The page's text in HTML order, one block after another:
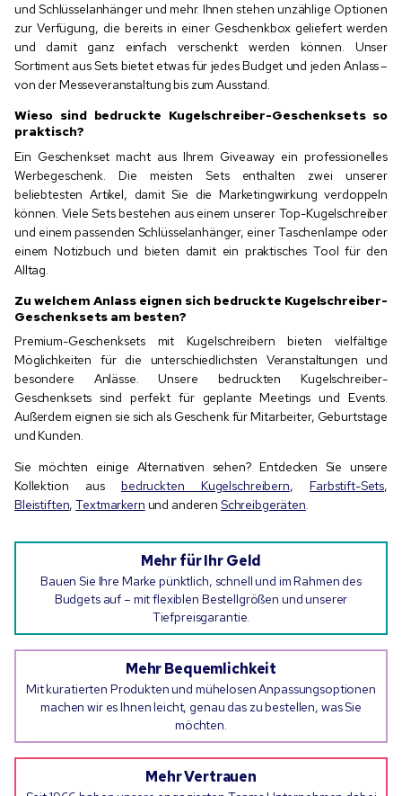
und Schlüsselanhänger und mehr. Ihnen stehen unzählige Optionen
zur Verfügung, die bereits in einer Geschenkbox geliefert werden
und damit ganz einfach verschenkt werden können. Unser
Sortiment aus Sets bietet etwas für jedes Budget und jeden Anlass –
von der Messeveranstaltung bis zum Ausstand.
Wieso sind bedruckte Kugelschreiber-Geschenksets so
praktisch?
Ein Geschenkset macht aus Ihrem Giveaway ein professionelles
Werbegeschenk. Die meisten Sets enthalten zwei unserer
beliebtesten Artikel, damit Sie die Marketingwirkung verdoppeln
können. Viele Sets bestehen aus einem unserer Top-Kugelschreiber
und einem passenden Schlüsselanhänger, einer Taschenlampe oder
einem Notizbuch und bieten damit ein praktisches Tool für den
Alltag.
Zu welchem Anlass eignen sich bedruckte Kugelschreiber-
Geschenksets am besten?
Premium-Geschenksets mit Kugelschreibern bieten vielfältige
Möglichkeiten für die unterschiedlichsten Veranstaltungen und
besondere Anlässe. Unsere bedruckten Kugelschreiber-
Geschenksets sind perfekt für geplante Meetings und Events.
Außerdem eignen sie sich als Geschenk für Mitarbeiter, Geburtstage
und Kunden.
Sie möchten einige Alternativen sehen? Entdecken Sie unsere
Kollektion aus bedruckten Kugelschreibern,Farbstift-Sets,
Bleistiften,Textmarkern und anderen Schreibgeräten.
Mehr für Ihr Geld
Bauen Sie Ihre Marke pünktlich, schnell und im Rahmen des
Budgets auf – mit flexiblen Bestellgrößen und unserer
Tiefpreisgarantie.
Mehr Bequemlichkeit
Mit kuratierten Produkten und mühelosen Anpassungsoptionen
machen wir es Ihnen leicht, genau das zu bestellen, was Sie
möchten.
Mehr Vertrauen